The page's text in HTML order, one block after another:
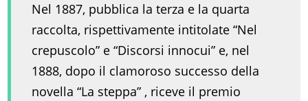
Nel 1887, pubblica la terza e la quarta
raccolta, rispettivamente intitolate “Nel
crepuscolo” e “Discorsi innocui” e, nel
1888, dopo il clamoroso successo della
novella “La steppa” , riceve il premio